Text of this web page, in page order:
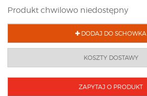
Produkt chwilowo niedostępny
DODAJ DO SCHOWKA
KOSZTY DOSTAWY
ZAPYTAJ O PRODUKT